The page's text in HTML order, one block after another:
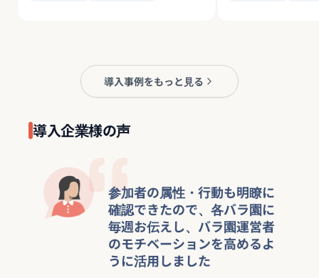
導入事例をもっと見る
導入企業様の声
参加者の属性・行動も明瞭に
確認できたので、各バラ園に
毎週お伝えし、バラ園運営者
のモチベーションを高めるよ
うに活用しました